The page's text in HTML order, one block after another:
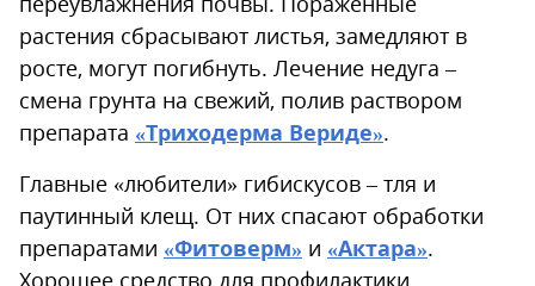
растения сбрасывают листья, замедляют в
росте, могут погибнуть. Лечение недуга –
смена грунта на свежий, полив раствором
препарата «Триходерма Вериде».
Главные «любители» гибискусов – тля и
паутинный клещ. От них спасают обработки
препаратами «Фитоверм» и «Актара».